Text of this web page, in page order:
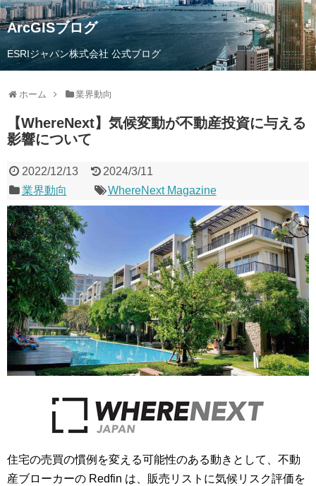
ArcGISブログ
ESRIジャパン株式会社 公式ブログ
ホーム 業界動向
【WhereNext】気候変動が不動産投資に与える
影響について
2022/12/13
2024/3/11
業界動向
WhereNext Magazine
住宅の売買の慣例を変える可能性のある動きとして、不動
産ブローカーの Redfin は、販売リストに気候リスク評価を